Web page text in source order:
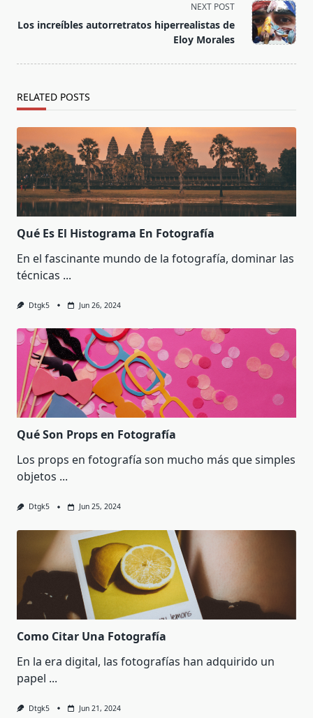
text">Page</span>
NEXT POST
Los increíbles autorretratos hiperrealistas de
Eloy Morales
RELATED POSTS
Qué Es El Histograma En Fotografía
En el fascinante mundo de la fotografía, dominar las
técnicas ...
Dtgk5 Jun 26, 2024
Qué Son Props en Fotografía
Los props en fotografía son mucho más que simples
objetos ...
Dtgk5 Jun 25, 2024
Como Citar Una Fotografía
En la era digital, las fotografías han adquirido un
papel ...
Dtgk5 Jun 21, 2024